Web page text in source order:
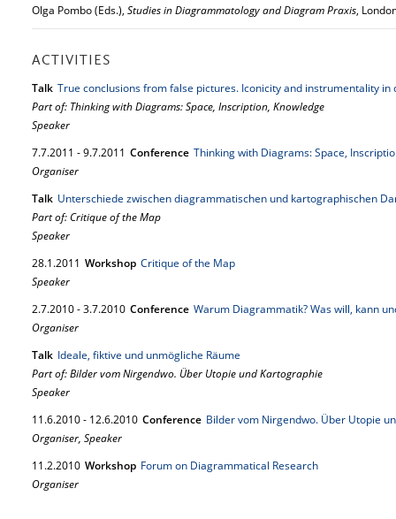
Olga Pombo (Eds.), Studies in Diagrammatology and Diagram Praxis,
ACTIVITIES
Talk True conclusions from false pictures. Iconicity and instrumentality in
Part of: Thinking with Diagrams: Space, Inscription, Knowledge
Speaker
7.7.2011 -9.7.2011 Conference Thinking with Diagrams: Space,
Organiser
Talk Unterschiede zwischen diagrammatischen und kartographischen
Part of: Critique of the Map
Speaker
28.1.2011 Workshop Critique of the Map
Speaker
2.7.2010-3.7.2010 Conference Warum Diagrammatik? Was will, kann
Organiser
Talk Ideale, fiktive und unmögliche Räume
Part of: Bilder vom Nirgendwo. Über Utopie und Kartographie
Speaker
11.6.2010- 12.6.2010 Conference Bilder vom Nirgendwo. Über Utopie
Organiser, Speaker
11.2.2010 Workshop Forum on Diagrammatical Research
Organiser